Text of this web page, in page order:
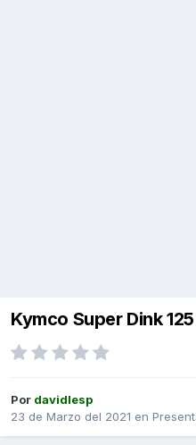
Kymco Super Dink
Por davidlesp
23 de Marzo del 2021 en